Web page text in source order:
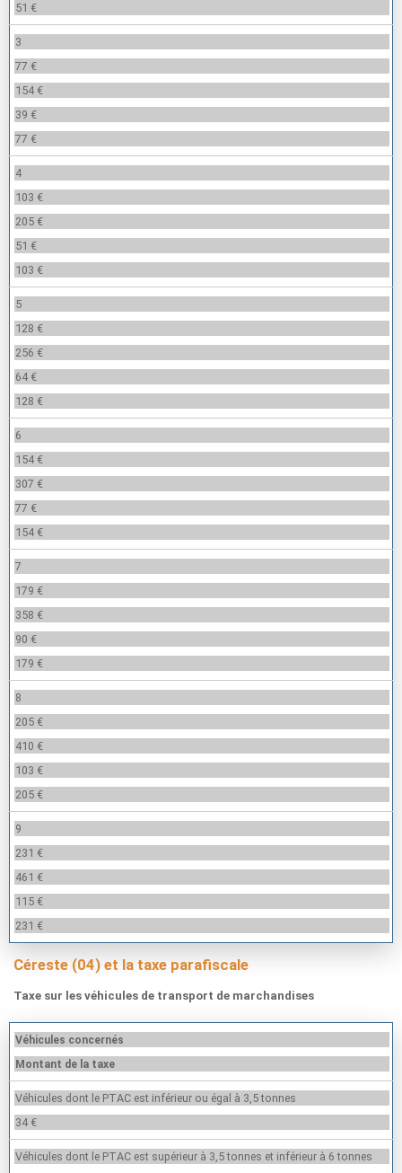
51 €
3
77 €
154 €
39 €
77 €
4
103 €
205 €
51 €
103 €
5
128 €
256 €
64 €
128 €
6
154 €
307 €
77 €
154 €
7
179 €
358 €
90 €
179 €
8
205 €
410 €
103 €
205 €
9
231 €
461 €
115 €
231 €
Céreste (04) et la taxe parafiscale
Taxe sur les véhicules de transport de marchandises
Véhicules concernés
Montant de la taxe
Véhicules dont le PTAC est inférieur ou égal à 3,5 tonnes
34 €
Véhicules dont le PTAC est supérieur à 3,5 tonnes et inférieur à 6 tonnes